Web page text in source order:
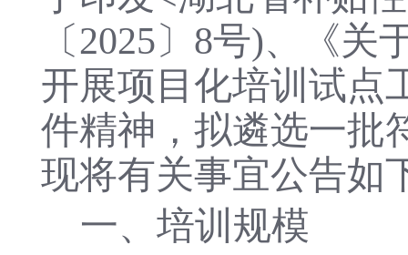
〔2025〕8号)、《
开展项目化培训试点
件精神，拟遴选一批
现将有关事宜公告如
一、培训规模